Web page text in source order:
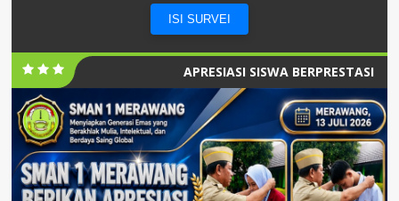
ISI SURVEI
APRESIASI SISWA BERPRESTASI